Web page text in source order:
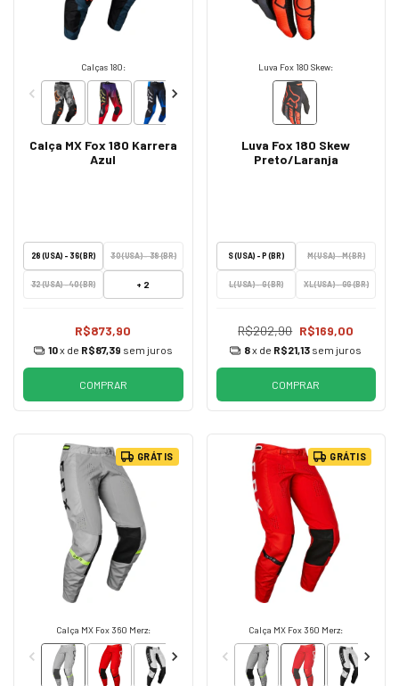
Calças 180:
Calça MX Fox 180 Karrera
Azul
28 (USA) - 36 (BR) 30 (USA) - 38 (BR)
32 (USA) - 40 (BR) + 2
R$873,90
10x de R$87,39 sem juros
COMPRAR
Luva Fox 180 Skew:
Luva Fox 180 Skew
Preto/Laranja
S (USA) - P (BR) M (USA) - M (BR)
L (USA) - G (BR) XL (USA) - GG (BR)
R$202,90 R$169,00
8x de R$21,13 sem juros
COMPRAR
GRÁTIS
Calça MX Fox 360 Merz:
GRÁTIS
Calça MX Fox 360 Merz: